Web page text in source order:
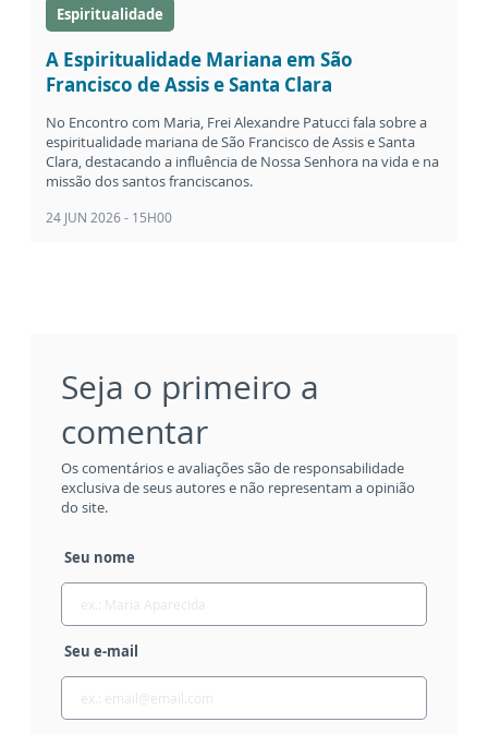
Espiritualidade
A Espiritualidade Mariana em São
Francisco de Assis e Santa Clara
No Encontro com Maria, Frei Alexandre Patucci fala sobre a
espiritualidade mariana de São Francisco de Assis e Santa
Clara, destacando a influência de Nossa Senhora na vida e na
missão dos santos franciscanos.
24 JUN 2026 - 15H00
Seja o primeiro a
comentar
Os comentários e avaliações são de responsabilidade
exclusiva de seus autores e não representam a opinião
do site.
Seu nome
Seu e-mail